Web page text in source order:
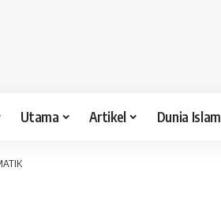
Utama Artikel Dunia Islam